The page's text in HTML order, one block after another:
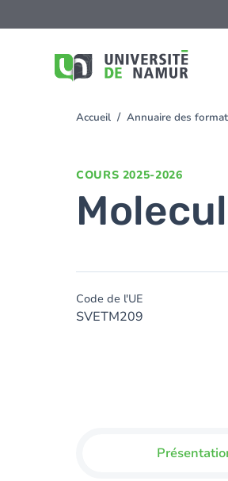
au
You
Accueil Annuaire des
COURS 2025-2026
Code de l'UE
SVETM209